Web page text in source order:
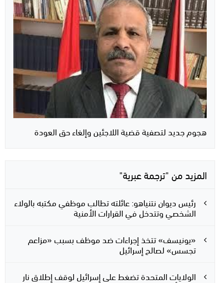
هجوم جديد لتصفية قضية اللاجئين وإلغاء حق العودة
المزيد من "ترجمة عبرية"
رئيس ديوان نتنياهو: عائلته تطالب موظفي مكتبه بالولاء
الشخصي وتتدخل في القرارات الأمنية
«يونيسف» تتخذ إجراءات ضد موظف بسبب «مزاعم
تجسس» لصالح إسرائيل
الولايات المتحدة تضغط على إسرائيل لوقف إطلاق نار